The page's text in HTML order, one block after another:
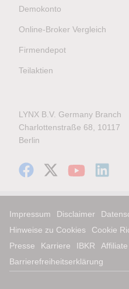
Demokonto
Online-Broker Vergleich
Firmendepot
Teilaktien
LYNX B.V. Germany Branch
Charlottenstraße 68, 10117
Berlin
Impressum Disclaimer
Hinweise zu Cookies
Cookie
Presse
Karriere IBKR
Barrierefreiheitserklärung